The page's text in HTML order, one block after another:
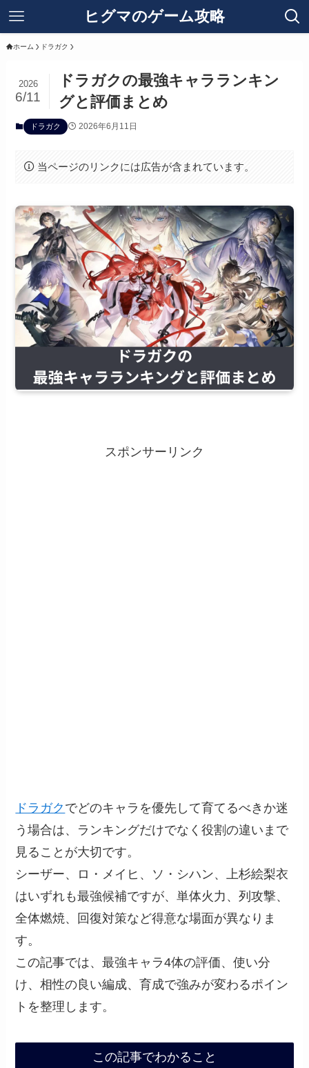
ヒグマのゲーム攻略
ホーム ドラガク
ドラガクの最強キャラランキン
グと評価まとめ
2026
6/11
ドラガク 2026年6月11日
当ページのリンクには広告が含まれています。
スポンサーリンク
ドラガク でどのキャラを優先して育てるべきか迷
う場合は、ランキングだけでなく役割の違いまで
見ることが大切です。
シーザー、ロ・メイヒ、ソ・シハン、上杉絵梨衣
はいずれも最強候補ですが、単体火力、列攻撃、
全体燃焼、回復対策など得意な場面が異なりま
す。
この記事では、最強キャラ4体の評価、使い分
け、相性の良い編成、育成で強みが変わるポイン
トを整理します。
この記事でわかること